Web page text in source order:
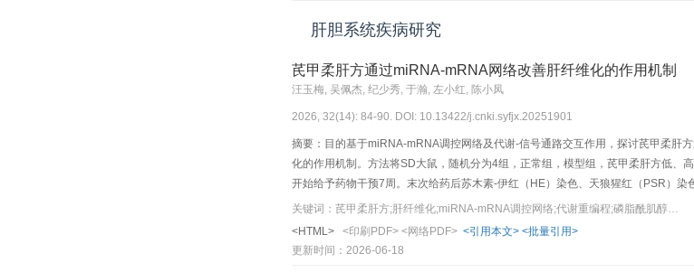
肝胆系统疾病研究
芪甲柔肝方通过miRNA-mRNA网络改善肝纤维化的作用机制
汪玉梅, 吴佩杰, 纪少秀, 于瀚, 左小红, 陈小凤
2026, 32(14): 84-90. DOI: 10.13422/j.cnki.syfjx.20251901
摘要：目的基于miRNA-mRNA调控网络及代谢-信号通路交互作用，探讨芪甲柔肝
化的作用机制。方法将SD大鼠，随机分为4组，正常组，模型组，芪甲柔肝方低、
开始给予药物干预7周。末次给药后苏木素-伊红（HE）染色、天狼猩红（PSR）
（AST）、碱性磷酸酶（ALP）、总胆汁酸（TBA）、白蛋白（ALB）、总胆固醇
miRNAs（DemiRs）；构建miRNA-mRNA互作网络，鉴定网络关键基因并对其进
反应（Real-time PCR）验证DemiRs的表达水平。结果与正常组比较，模型组大
关键词：芪甲柔肝方;肝纤维化;miRNA-mRNA调控网络;代谢重编程;磷脂酰肌醇3-激酶（PI3K）/蛋白激酶B（Akt）信号通路
<HTML>
<印刷PDF> <网络PDF> <引用本文> <批量引用>
更新时间：2026-06-18